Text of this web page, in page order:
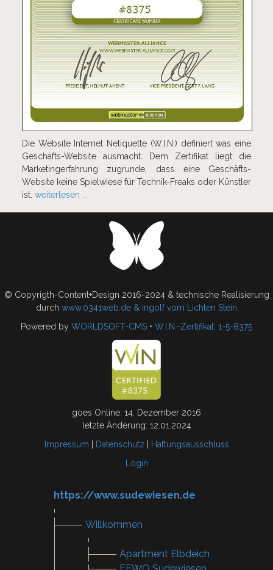
Die Website Internet Netiquette (W.I.N.) definiert was eine
Geschäfts-Website ausmacht. Dem Zertifikat liegt die
Marketingerfahrung zugrunde, dass eine Geschäfts-
Website keine Spielwiese für Technik-Freaks oder Künstler
ist. weiterlesen ...
© Copyrigth-Content+Design 2016-2024 & technische Realisierung
durch www.0341web.de & ingolf vom Lichten Stein
Powered by WORLDSOFT-CMS • W.I.N.-Zertifikat: 1-5-8375
goes Online: 14. Dezember 2016
letzte Änderung: 12.01.2024
Impressum
Datenschutz
Haftungsausschluss
Login
https://www.sudewiesen.de
Willkommen
Apartment Elbdeich